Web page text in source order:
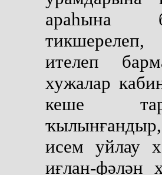
араһына
ителеп
хужалар
кеше
исем уйлау
иғлан-